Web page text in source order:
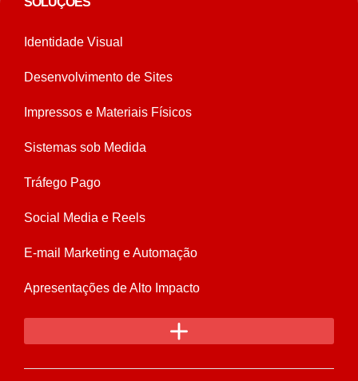
Identidade Visual
Desenvolvimento de Sites
Impressos e Materiais Físicos
Sistemas sob Medida
Tráfego Pago
Social Media e Reels
E-mail Marketing e Automação
Apresentações de Alto Impacto